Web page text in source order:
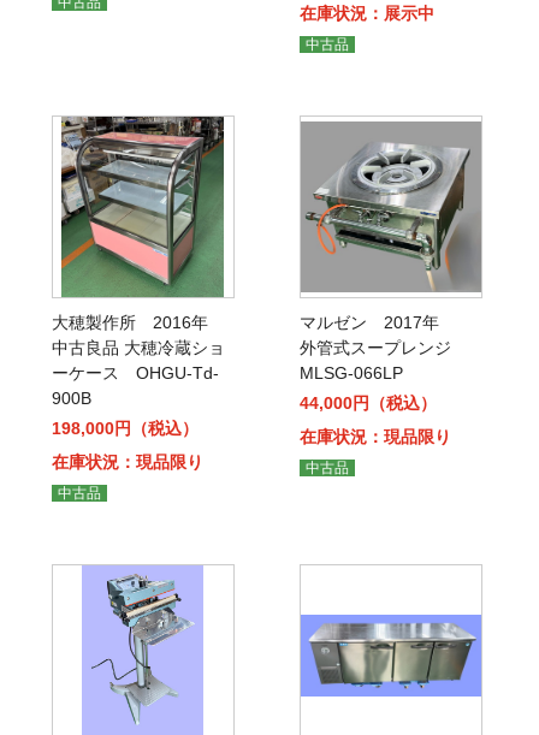
在庫状況：展示中
中古品
大穂製作所 2016年
中古良品 大穂冷蔵ショ
ーケース OHGU-Td-
900B
198,000円（税込）
在庫状況：現品限り
中古品
マルゼン 2017年
外管式スープレンジ
MLSG-066LP
44,000円（税込）
在庫状況：現品限り
中古品